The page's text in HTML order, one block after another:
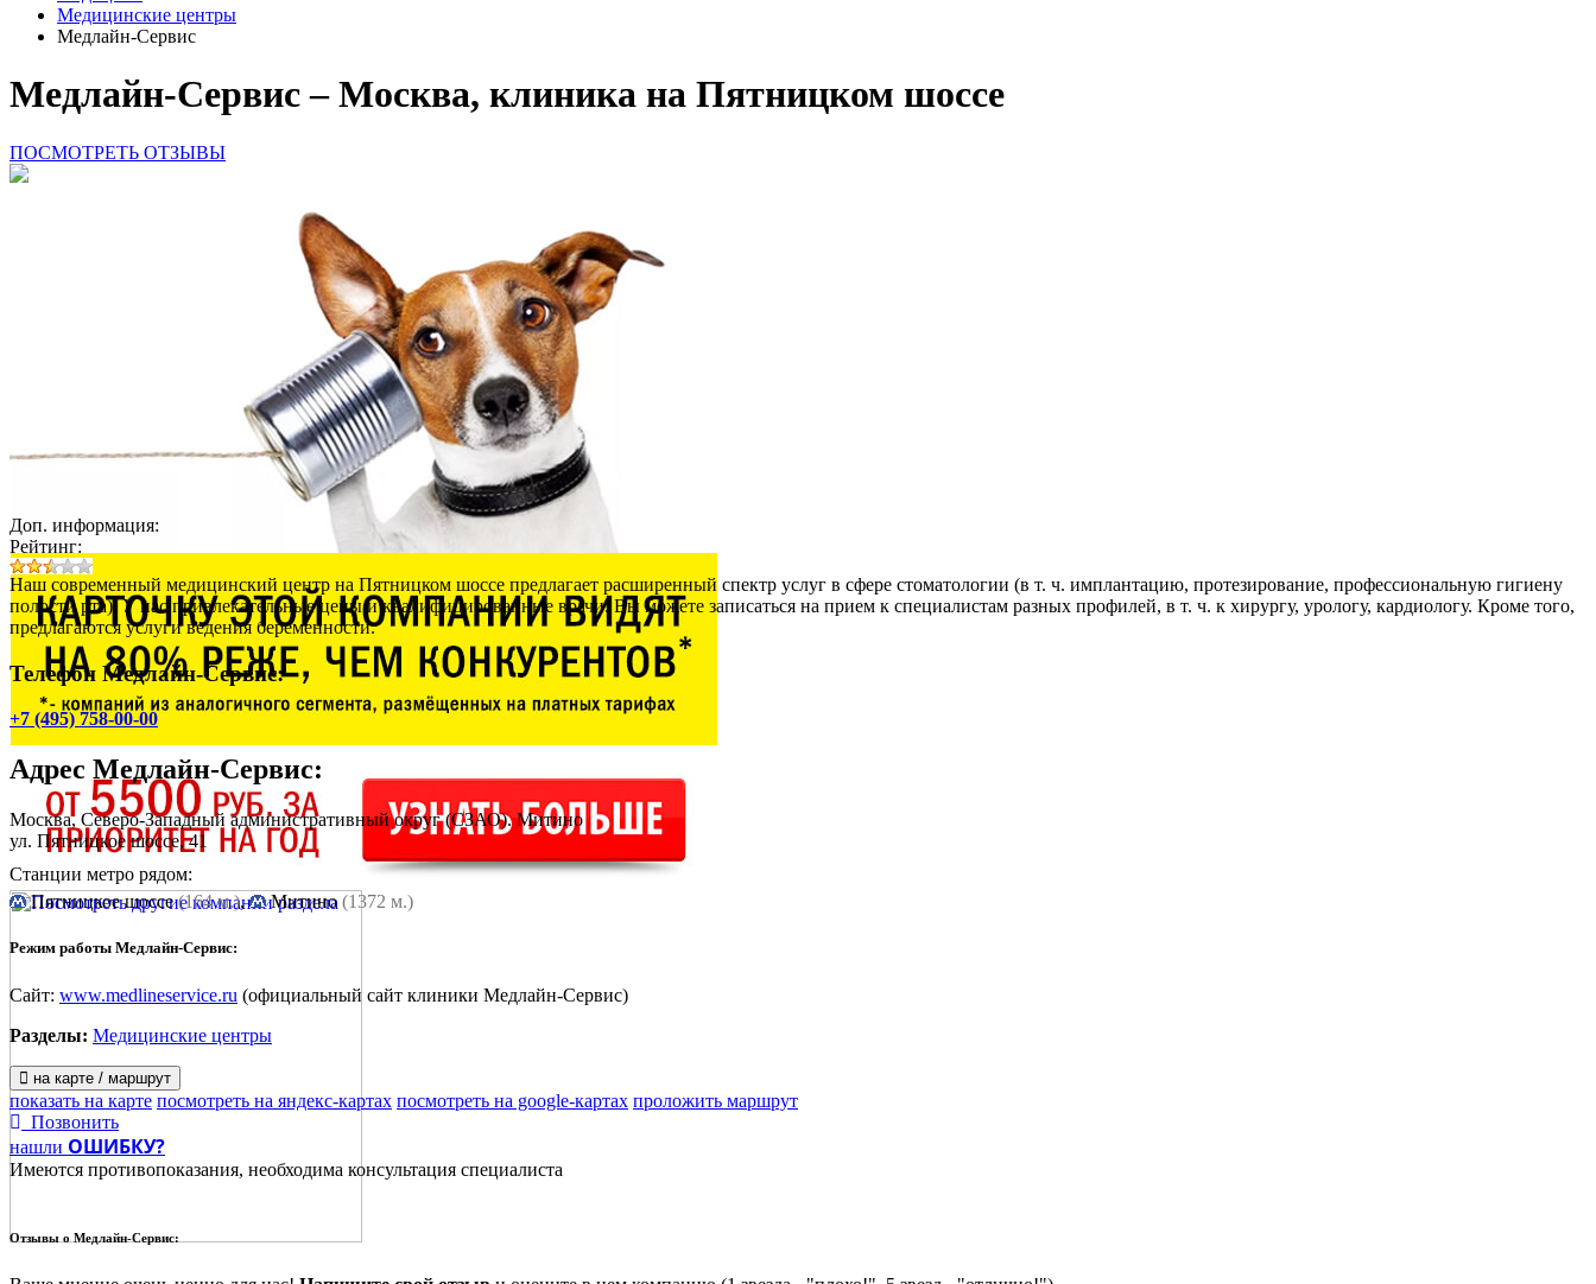
Медицинские центры
Медлайн-Сервис
Медлайн-Сервис – Москва, клиника на Пятницком шоссе
ПОСМОТРЕТЬ ОТЗЫВЫ
Доп. информация:
Рейтинг:
Наш современный медицинский центр на Пятницком шоссе предлагает расширенный спектр услуг в сфере стоматологии (в т. ч. имплантацию, протезирование, профессиональную гигиену
полости рта). У нас привлекательные цены и квалифицированные врачи. Вы можете записаться на прием к специалистам разных профилей, в т. ч. к хирургу, урологу, кардиологу. Кроме того,
предлагаются услуги ведения беременности.
Телефон Медлайн-Сервис:
+7 (495) 758-00-00
Адрес Медлайн-Сервис:
Москва, Северо-Западный административный округ (СЗАО). Митино
ул. Пятницкое шоссе, 41
Станции метро рядом:
Пятницкое шоссе(164 м.), Митино (1372 м.)
Режим работы Медлайн-Сервис:
Сайт: www.medlineservice.ru (официальный сайт клиники Медлайн-Сервис)
Разделы: Медицинские центры
на карте / маршрут
показать на карте посмотреть на яндекс-картах посмотреть на google-картах проложить маршрут
Позвонить
нашли ОШИБКУ?
Имеются противопоказания, необходима консультация специалиста
Отзывы оМедлайн-Сервис: